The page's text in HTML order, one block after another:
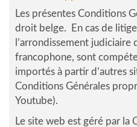
Les présentes Conditions
droit belge. En cas de
l’arrondissement judiciaire
francophone, sont
importés à partir d’autres
Conditions Générales
Youtube).
Le site web est géré par